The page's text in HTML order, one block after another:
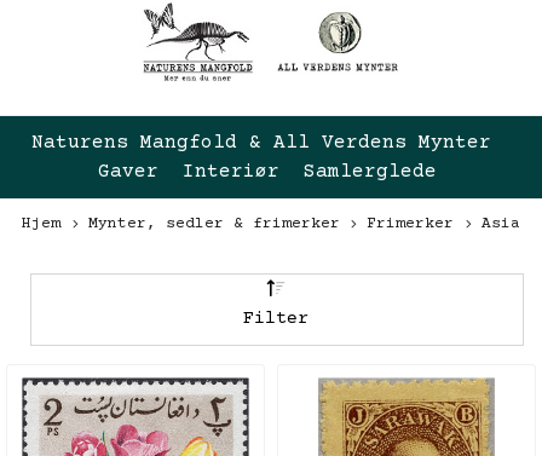
Naturens Mangfold & All Verdens Mynter 
Gaver  Interiør  Samlerglede
Hjem Mynter, sedler & frimerker Frimerker Asia
Filter